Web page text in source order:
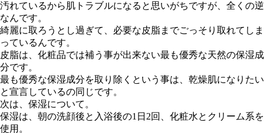
汚れているから肌トラブルになると思いがちですが、全くの逆
なんです。
綺麗に取ろうとし過ぎて、必要な皮脂までごっそり取れてしま
っているんです。
皮脂は、化粧品では補う事が出来ない最も優秀な天然の保湿成
分です。
最も優秀な保湿成分を取り除くという事は、乾燥肌になりたい
と宣言しているの同じです。
次は、保湿について。
保湿は、朝の洗顔後と入浴後の1日2回、化粧水とクリーム系を
使用。